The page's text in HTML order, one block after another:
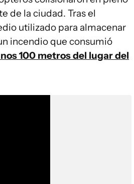
de la ciudad. Tras el
utilizado para almacenar
incendio que consumió
100 metros del lugar del